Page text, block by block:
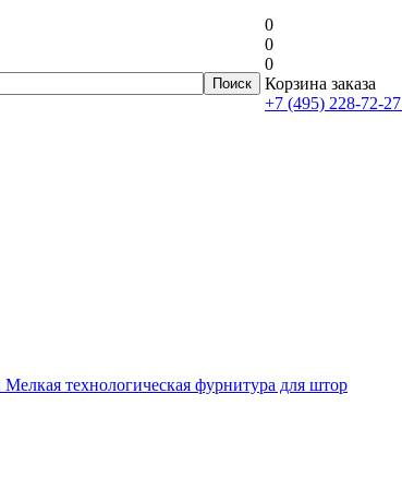
0
0
0
Корзина заказа
+7 (495) 228-72-27
технологическая фурнитура для штор